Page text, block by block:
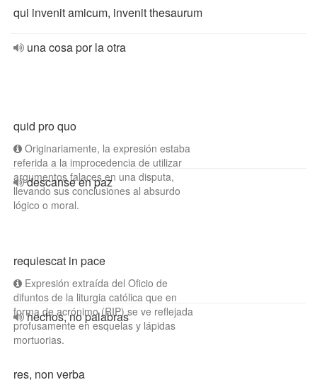
qui invenit amicum, invenit thesaurum
una cosa por la otra
quid pro quo
Originariamente, la expresión estaba
referida a la improcedencia de utilizar
argumentos falaces en una disputa,
llevando sus conclusiones al absurdo
lógico o moral.
descanse en paz
requiescat in pace
Expresión extraída del Oficio de
difuntos de la liturgia católica que en
forma de acrónimo (RIP) se ve reflejada
profusamente en esquelas y lápidas
mortuorias.
hechos, no palabras
res, non verba